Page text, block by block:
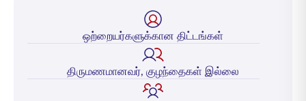
ஒற்றையர்களுக்கான திட்டங்கள்
திருமணமானவர், குழந்தைகள் இல்லை